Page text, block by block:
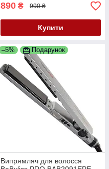
890 ₴ 990 ₴
Купити
–5% Подарунок
Випрямляч для волосся